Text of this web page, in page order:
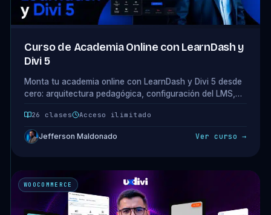
Curso de Academia Online con LearnDash y
Divi 5
Monta tu academia online con LearnDash y Divi 5 desde
cero: arquitectura pedagógica, configuración del LMS,
alumno y 4 modelos de monetización. 5 módulos · 26
clases.
26 clases Acceso ilimitado
Jefferson Maldonado Ver curso →
WOOCOMMERCE